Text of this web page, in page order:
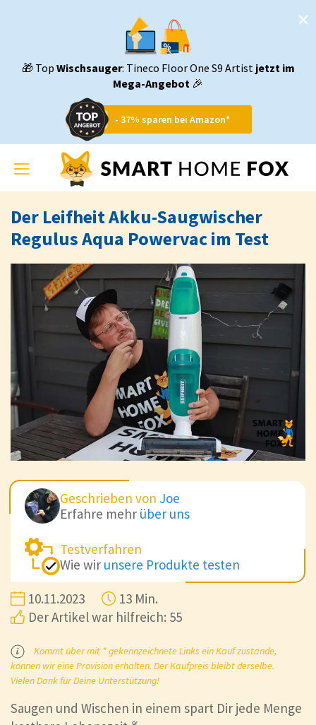
🎁 Top Wischsauger: Tineco Floor One S9 Artist jetzt im
Mega-Angebot 🎉
- 37% sparen bei Amazon*
Toggle
navigation
Der Leifheit Akku-Saugwischer
Regulus Aqua Powervac im Test
Geschrieben von Joe
Erfahre mehr über uns
Testverfahren
Wie wir unsere Produkte testen
10.11.2023
13 Min.
Der Artikel war hilfreich: 55
Kommt über mit * gekennzeichnete Links ein Kauf zustande,
können wir eine Provision erhalten. Der Kaufpreis bleibt derselbe.
Vielen Dank für Deine Unterstützung!
Saugen und Wischen in einem spart Dir jede Menge